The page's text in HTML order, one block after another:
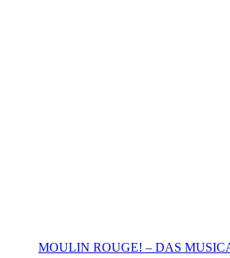
MOULIN ROUGE! – DAS